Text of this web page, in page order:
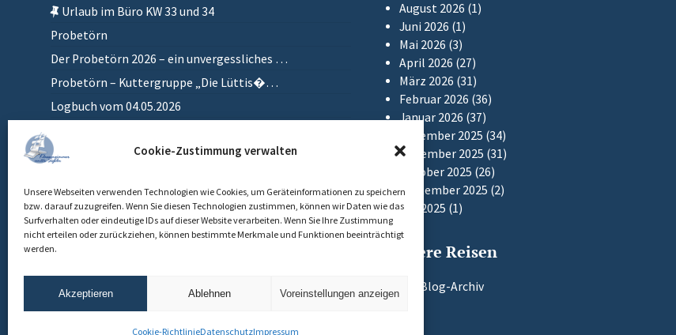
Cookie-Zustimmung verwalten
Unsere Webseiten verwenden Technologien wie Cookies, um Geräteinformationen zu speichern
bzw. darauf zuzugreifen. Wenn Sie diesen Technologien zustimmen, können wir Daten wie das
Surfverhalten oder eindeutige IDs auf dieser Website verarbeiten. Wenn Sie Ihre Zustimmung
nicht erteilen oder zurückziehen, können bestimmte Merkmale und Funktionen beeinträchtigt
werden.
Akzeptieren Ablehnen Voreinstellungen anzeigen
Cookie-RichtlinieDatenschutzImpressum
Urlaub im Büro KW 33 und 34
Probetörn
Der Probetörn 2026 – ein unvergessliches …
Probetörn – Kuttergruppe „Die Lüttis�…
Logbuch vom 04.05.2026
Einlaufen
August 2026 (1)
Juni 2026 (1)
Mai 2026 (3)
April 2026 (27)
März 2026 (31)
Februar 2026 (36)
Januar 2026 (37)
Dezember 2025 (34)
November 2025 (31)
Oktober 2025 (26)
September 2025 (2)
Mai 2025 (1)
Frühere Reisen
Zum Blog-Archiv